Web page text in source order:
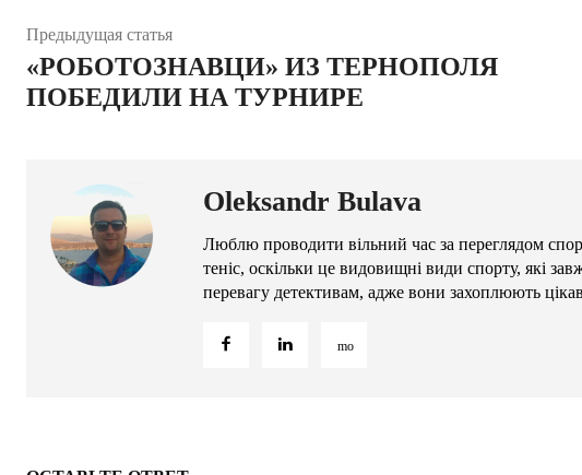
Предыдущая статья
«РОБОТОЗНАВЦИ» ИЗ ТЕРНОПОЛЯ
ПОБЕДИЛИ НА ТУРНИРЕ
Oleksandr Bulava
Люблю проводити вільний час за переглядом
теніс, оскільки це видовищні види спорту, які
перевагу детективам, адже вони захоплюють